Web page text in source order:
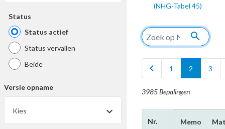
Status
Status actief
Status vervallen
Beide
Versie opname
Kies
(NHG-Tabel 45)
search
chevron_left 1 2 3
3985 Bepalingen
Nr. Memo